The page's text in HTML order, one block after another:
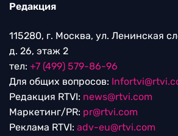
Редакция
115280, г. Москва, ул. Ленинская
д. 26, этаж 2
тел: +7 (499) 579-86-96
Для общих вопросов:
Редакция RTVI: news@rtvi.com
Маркетинг/PR: pr@rtvi.com
Реклама RTVI: adv-eu@rtvi.com